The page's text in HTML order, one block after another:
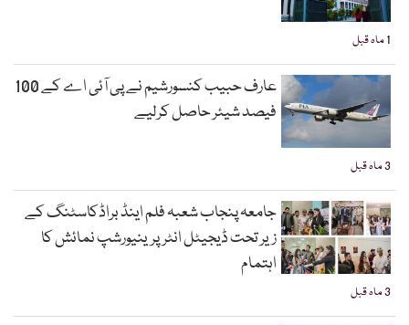
1 ماہ قبل
3 ماہ قبل
عارف حبیب کنسورشیم نے پی آئی اے کے 100
فیصد شیئر حاصل کرلیے
3 ماہ قبل
جامعہ پنجاب شعبہ فلم اینڈ براڈکاسٹنگ کے
زیر تحت ڈیجیٹل انٹرپرینیورشپ نمائش کا
اہتمام